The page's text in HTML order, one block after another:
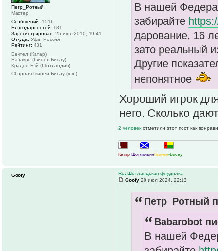
В нашей
забирайте
дарование, 16
зато реальный
Другие
непонятное
Хороший игрок
него. Сколько
2 человек отметили этот пост как
Катар ШотландияГвинея-Бисау
Петр_Ротный
Мастер
Сообщений: 1516
Благодарностей: 181
Зарегистрирован: 25 июл 2010, 19:41
Откуда: Уфа, Россия
Рейтинг: 431
Бечтел (Катар)
Бабакве (Гвинея-Бисау)
Краден Бэй (Шотландия)
Сборная Гвинеи-Бисау (юн.)
Re: Шотландская флудилка
Goofy 20 июл 2024, 22:13
Петр_Ротный
Babarobot
В нашей
Goofy